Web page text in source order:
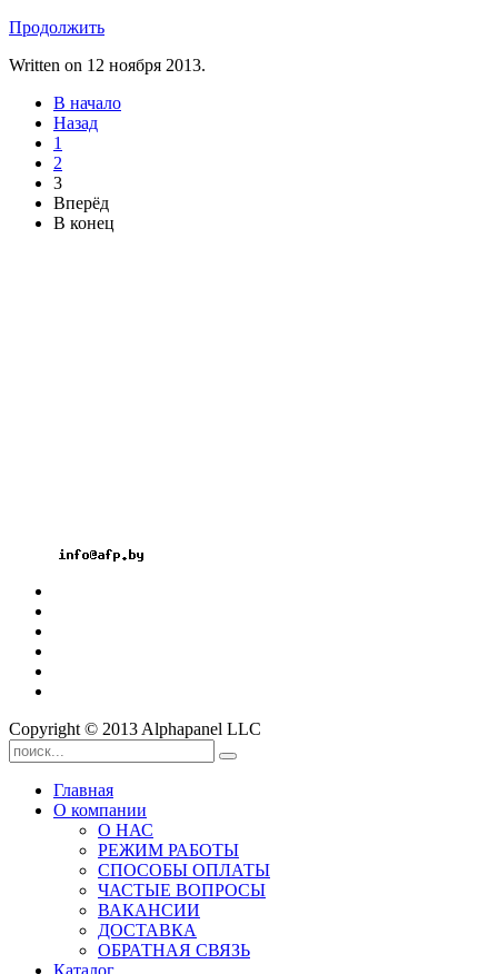
Продолжить
Written on 12 ноября 2013.
В начало
Назад
1
2
3
Вперёд
В конец
Copyright © 2013 Alphapanel LLC
Главная
О компании
О НАС
РЕЖИМ РАБОТЫ
СПОСОБЫ ОПЛАТЫ
ЧАСТЫЕ ВОПРОСЫ
ВАКАНСИИ
ДОСТАВКА
ОБРАТНАЯ СВЯЗЬ
Каталог